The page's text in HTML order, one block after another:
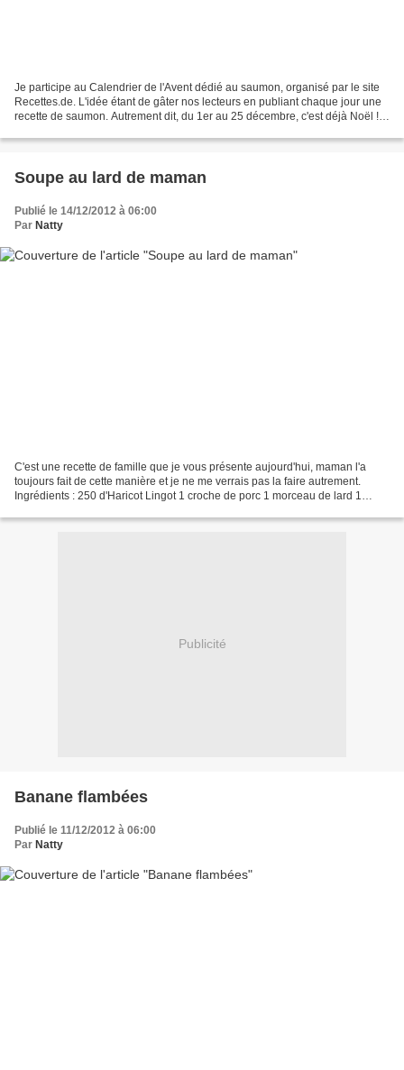
Je participe au Calendrier de l'Avent dédié au saumon, organisé par le site
Recettes.de. L'idée étant de gâter nos lecteurs en publiant chaque jour une
recette de saumon. Autrement dit, du 1er au 25 décembre, c'est déjà Noël !!
Soupe au lard de maman
Publié le 14/12/2012 à 06:00
Par Natty
C'est une recette de famille que je vous présente aujourd'hui, maman l'a
toujours fait de cette manière et je ne me verrais pas la faire autrement.
Ingrédients : 250 d'Haricot Lingot 1 croche de porc 1 morceau de lard 1
Publicité
Banane flambées
Publié le 11/12/2012 à 06:00
Par Natty